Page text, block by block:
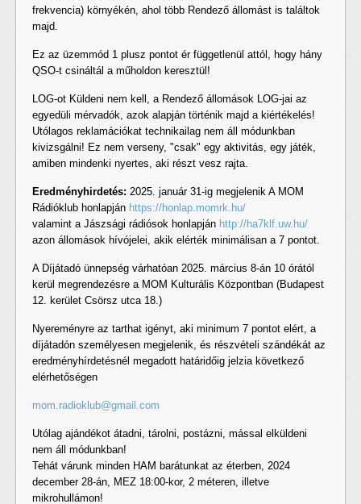
frekvencia) környékén, ahol több Rendező állomást is találtok
majd.
Ez az üzemmód 1 plusz pontot ér függetlenül attól, hogy hány
QSO-t csináltál a műholdon keresztül!
LOG-ot Küldeni nem kell, a Rendező állomások LOG-jai az
egyedüli mérvadók, azok alapján történik majd a kiértékelés!
Utólagos reklamációkat technikailag nem áll módunkban
kivizsgálni! Ez nem verseny, "csak" egy aktivitás, egy játék,
amiben mindenki nyertes, aki részt vesz rajta.
Eredményhirdetés: 2025. január 31-ig megjelenik A MOM
Rádióklub honlapján https://honlap.momrk.hu/
valamint a Jászsági rádiósok honlapján http://ha7klf.uw.hu/
azon állomások hívójelei, akik elérték minimálisan a 7 pontot.
A Díjátadó ünnepség várhatóan 2025. március 8-án 10 órától
kerül megrendezésre a MOM Kulturális Központban (Budapest
12. kerület Csörsz utca 18.)
Nyereményre az tarthat igényt, aki minimum 7 pontot elért, a
díjátadón személyesen megjelenik, és részvételi szándékát az
eredményhírdetésnél megadott határidőig jelzia következő
elérhetőségen
mom.radioklub@gmail.com
Utólag ajándékot átadni, tárolni, postázni, mással elküldeni
nem áll módunkban!
Tehát várunk minden HAM barátunkat az éterben, 2024
december 28-án, MEZ 18:00-kor, 2 méteren, illetve
mikrohullámon!